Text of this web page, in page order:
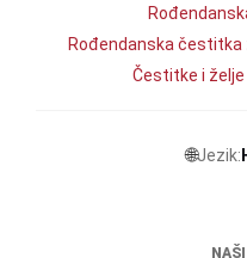
Rođendanska čestitka
Čestitke i želje
🌐Jezik: